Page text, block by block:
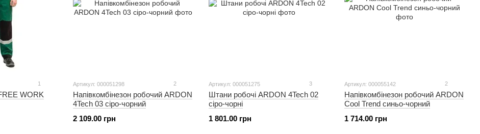
1
WORK
Артикул: 000051298 2
Напівкомбінезон робочий ARDON
4Tech 03 сіро-чорний
2 109.00 грн
Артикул: 000051275 3
Штани робочі ARDON 4Tech 02
сіро-чорні
1 801.00 грн
Артикул: 000055142 2
Напівкомбінезон робочий ARDON
Cool Trend синьо-чорний
1 714.00 грн